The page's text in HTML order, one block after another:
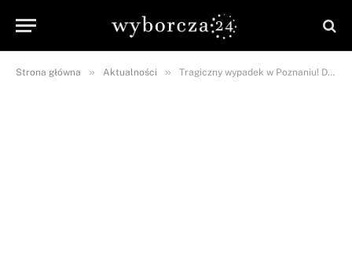
Strona główna » Aktualności » Tragiczny wypadek w Poznaniu! Dziecko wypadło z okna